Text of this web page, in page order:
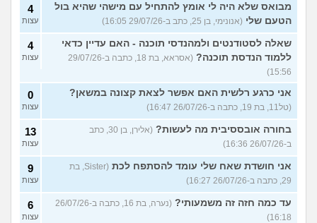
מבואס שלא היה לי אומץ להתחיל עם מישהי שהיא בול
הטעם שלי (אנונימי, בן 25, כתב ב-29/07/26 16:05)
4
עצות
שאלה לסטודנטים ולמהנדסי תוכנה - האם עדיין כדאי
ללמוד הנדסת תוכנה?
(אסראא, בת 18, כתבה ב-29/07/26
15:56)
4
עצות
אני כרגע רלשית האם אפשר לצאת קצונה במשאן?
(טל11, בת 19, כתבה ב-26/07/26 16:47)
0
עצות
בחורה אובססיבית מה לעשות?
(אלירן, בן 30, כתב
ב-26/07/26 16:36)
13
עצות
אני חושדת שאח שלי עומד להסתפח לכת
(Sister, בת
29, כתבה ב-26/07/26 16:27)
9
עצות
עד כמה חזה זה משמעותי?
(נערה, בת 16, כתבה ב-26/07/26
16:18)
6
עצות